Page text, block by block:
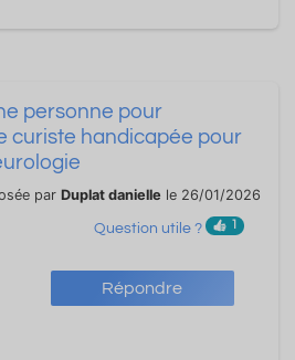
Répondre
personne pour
curiste handicapée pour
par Duplat danielle le 26/01/2026
Question utile ?